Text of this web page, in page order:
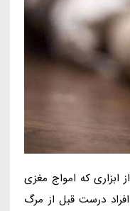
ابزاری که امواج مغزی
افراد درست قبل از مرگ